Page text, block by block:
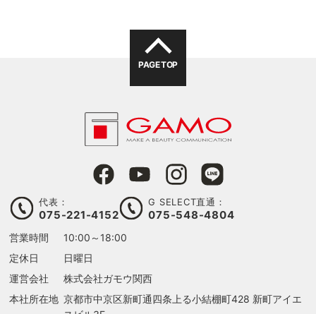
PAGE TOP
代表：
075-221-4152
G SELECT直通：
075-548-4804
営業時間
10:00～18:00
定休日
日曜日
運営会社
株式会社ガモウ関西
本社所在地 京都市中京区新町通四条上る小結棚町428 新町アイエ